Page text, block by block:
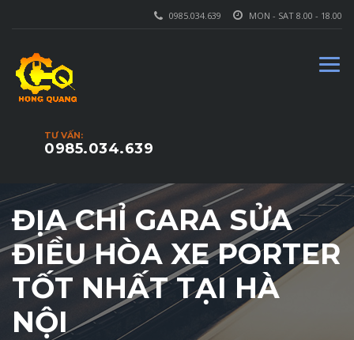
MON - SAT 8.00 - 18.00
0985.034.639
TƯ VẤN:
0985.034.639
ĐỊA CHỈ GARA SỬA
ĐIỀU HÒA XE PORTER
TỐT NHẤT TẠI HÀ
NỘI